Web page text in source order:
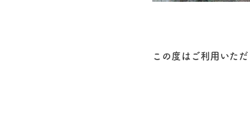
この度はご利用いた